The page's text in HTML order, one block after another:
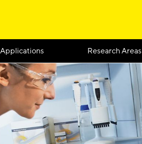
Applications Research Areas